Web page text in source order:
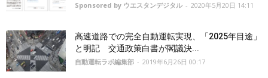
Sponsored by ウエスタンデジタル - 2020年5月20日 14:11
高速道路での完全自動運転実現、「2025年目途」
と明記 交通政策白書が閣議決...
自動運転ラボ編集部 - 2019年6月26日 00:17